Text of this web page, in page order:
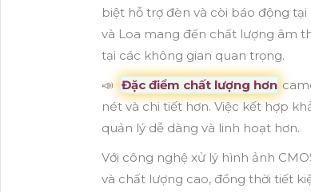
biệt hỗ trợ đèn và còi báo động
và Loa mang đến chất lượng âm
tại các không gian quan trọng.
📣 Đặc điểm chất lượng hơn
nét và chi tiết hơn. Việc kết hợp
quản lý dễ dàng và linh hoạt hơn.
Với công nghệ xử lý hình ảnh
và chất lượng cao, đồng thời tiết